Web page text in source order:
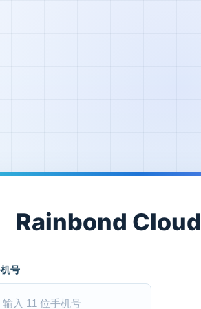
Rainbond Cloud
号